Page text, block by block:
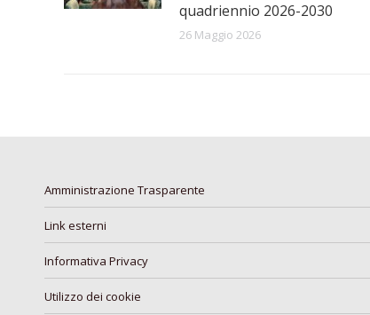
quadriennio 2026-2030
26 Maggio 2026
Amministrazione Trasparente
Link esterni
Informativa Privacy
Utilizzo dei cookie